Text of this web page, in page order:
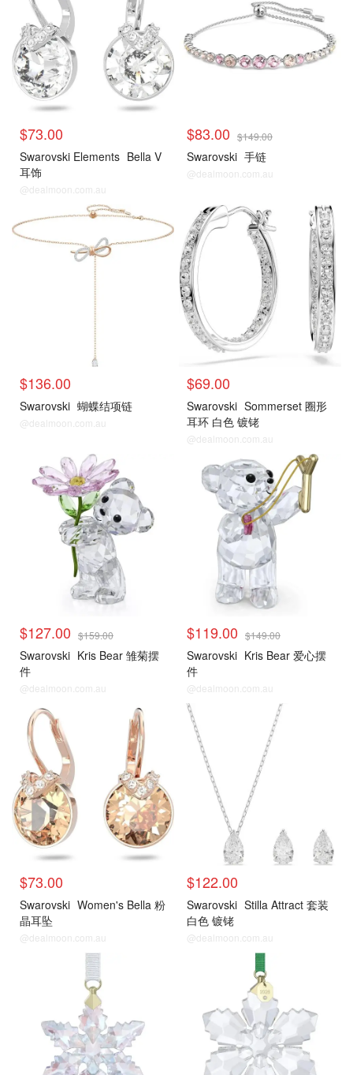
$73.00
Swarovski Elements Bella V
耳饰
@dealmoon.com.au
$83.00 $149.00
Swarovski 手链
@dealmoon.com.au
$136.00
Swarovski 蝴蝶结项链
@dealmoon.com.au
$69.00
Swarovski Sommerset 圈形
耳环 白色 镀铑
@dealmoon.com.au
$127.00 $159.00
Swarovski Kris Bear 雏菊摆
件
@dealmoon.com.au
$119.00 $149.00
Swarovski Kris Bear 爱心摆
件
@dealmoon.com.au
$73.00
Swarovski Women's Bella 粉
晶耳坠
@dealmoon.com.au
$122.00
Swarovski Stilla Attract 套装
白色 镀铑
@dealmoon.com.au